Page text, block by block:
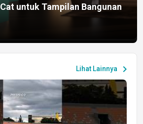
untuk Tampilan Bangunan
Lihat Lainnya chevron_right